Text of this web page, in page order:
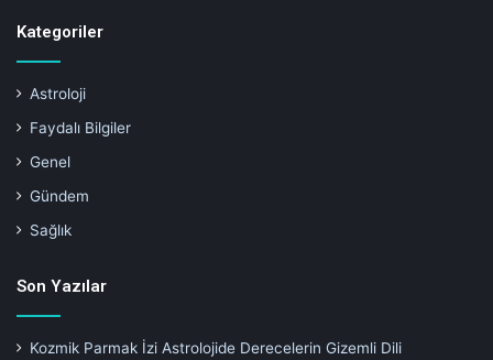
Kategoriler
Astroloji
Faydalı Bilgiler
Genel
Gündem
Sağlık
Son Yazılar
Kozmik Parmak İzi Astrolojide Derecelerin Gizemli Dili